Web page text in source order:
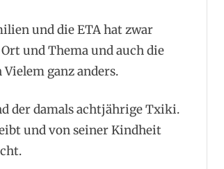
und die ETA hat zwar
und Thema und auch die
ganz anders.
der damals achtjährige Txiki.
und von seiner Kindheit